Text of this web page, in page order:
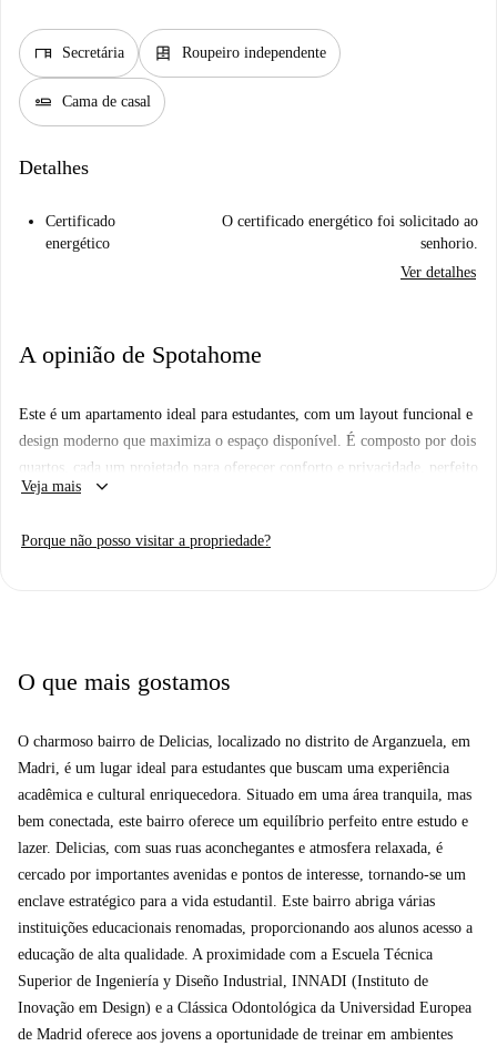
desk Secretária dresser Roupeiro independente
airline_seat_flat Cama de casal
Detalhes
Certificado
energético
O certificado energético foi solicitado ao
senhorio.
Ver detalhes
A opinião de Spotahome
Este é um apartamento ideal para estudantes, com um layout funcional e
design moderno que maximiza o espaço disponível. É composto por dois
quartos, cada um projetado para oferecer conforto e privacidade, perfeito
para estudar e descansar. Os quartos são claros e têm janelas voltadas
apartamento é um espaço aberto que combina a sala de estar, sala de
integrada a este espaço e está totalmente equipada com eletrodomésticos,
armários oferecem amplo espaço de armazenamento para alimentos e
utensílios de cozinha. O layout da cozinha é projetado para ser prático e
funcional, com tudo ao seu alcance. Uma das características de destaque
do apartamento é o terraço, acessível a partir da área de estar e jantar. O
terraço é espaçoso, tornando-o um lugar perfeito para relaxar, estudar ao
ar livre ou compartilhar momentos com amigos. Por ser um apartamento
externo, tanto os quartos quanto a sala de estar recebem excelente luz
natural durante todo o dia. O apartamento está totalmente equipado e
pronto para morar, incluindo móveis, eletrodomésticos e utensílios de
cozinha. Tudo é preparado para que os alunos possam se instalar
confortavelmente desde o primeiro dia.
Veja mais keyboard_arrow_down
Porque não posso visitar a propriedade?
O que mais gostamos
O charmoso bairro de Delicias, localizado no distrito de Arganzuela, em
Madri, é um lugar ideal para estudantes que buscam uma experiência
acadêmica e cultural enriquecedora. Situado em uma área tranquila, mas
bem conectada, este bairro oferece um equilíbrio perfeito entre estudo e
lazer. Delicias, com suas ruas aconchegantes e atmosfera relaxada, é
cercado por importantes avenidas e pontos de interesse, tornando-se um
enclave estratégico para a vida estudantil. Este bairro abriga várias
instituições educacionais renomadas, proporcionando aos alunos acesso a
educação de alta qualidade. A proximidade com a Escuela Técnica
Superior de Ingeniería y Diseño Industrial, INNADI (Instituto de
Inovação em Design) e a Clássica Odontológica da Universidad Europea
de Madrid oferece aos jovens a oportunidade de treinar em ambientes